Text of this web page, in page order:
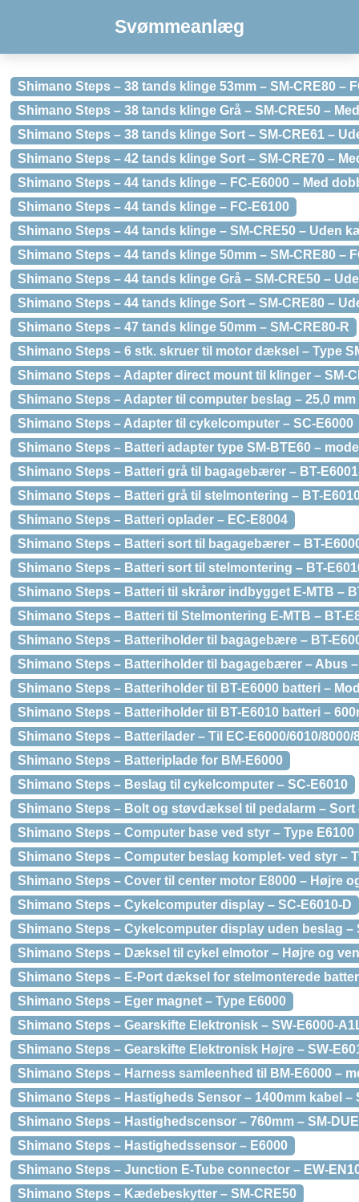
Svømmeanlæg
Shimano Steps – 38 tands klinge 53mm – SM-CRE80 –
Shimano Steps – 38 tands klinge Grå – SM-CRE50 –
Shimano Steps – 38 tands klinge Sort – SM-CRE61 –
Shimano Steps – 42 tands klinge Sort – SM-CRE70 –
Shimano Steps – 44 tands klinge – FC-E6000 – Med
Shimano Steps – 44 tands klinge – FC-E6100
Shimano Steps – 44 tands klinge – SM-CRE50 – Uden
Shimano Steps – 44 tands klinge 50mm – SM-CRE80 –
Shimano Steps – 44 tands klinge Grå – SM-CRE50 –
Shimano Steps – 44 tands klinge Sort – SM-CRE80 –
Shimano Steps – 47 tands klinge 50mm – SM-CRE80-R
Shimano Steps – 6 stk. skruer til motor dæksel – Type
Shimano Steps – Adapter direct mount til klinger – SM-
Shimano Steps – Adapter til computer beslag – 25,0 mm
Shimano Steps – Adapter til cykelcomputer – SC-E6000
Shimano Steps – Batteri adapter type SM-BTE60 –
Shimano Steps – Batteri grå til bagagebærer – BT-
Shimano Steps – Batteri grå til stelmontering – BT-
Shimano Steps – Batteri oplader – EC-E8004
Shimano Steps – Batteri sort til bagagebærer – BT-
Shimano Steps – Batteri sort til stelmontering – BT-
Shimano Steps – Batteri til skrårør indbygget E-MTB –
Shimano Steps – Batteri til Stelmontering E-MTB – BT-
Shimano Steps – Batteriholder til bagagebære – BT-
Shimano Steps – Batteriholder til bagagebærer – Abus
Shimano Steps – Batteriholder til BT-E6000 batteri –
Shimano Steps – Batteriholder til BT-E6010 batteri –
Shimano Steps – Batterilader – Til EC-E6000/6010/8000/
Shimano Steps – Batteriplade for BM-E6000
Shimano Steps – Beslag til cykelcomputer – SC-E6010
Shimano Steps – Bolt og støvdæksel til pedalarm – Sort
Shimano Steps – Computer base ved styr – Type E6100
Shimano Steps – Computer beslag komplet- ved styr –
Shimano Steps – Cover til center motor E8000 – Højre
Shimano Steps – Cykelcomputer display – SC-E6010-D
Shimano Steps – Cykelcomputer display uden beslag –
Shimano Steps – Dæksel til cykel elmotor – Højre og
Shimano Steps – E-Port dæksel for stelmonterede
Shimano Steps – Eger magnet – Type E6000
Shimano Steps – Gearskifte Elektronisk – SW-E6000-
Shimano Steps – Gearskifte Elektronisk Højre – SW-
Shimano Steps – Harness samleenhed til BM-E6000 –
Shimano Steps – Hastigheds Sensor – 1400mm kabel –
Shimano Steps – Hastighedscensor – 760mm – SM-
Shimano Steps – Hastighedssensor – E6000
Shimano Steps – Junction E-Tube connector – EW-
Shimano Steps – Kædebeskytter – SM-CRE50